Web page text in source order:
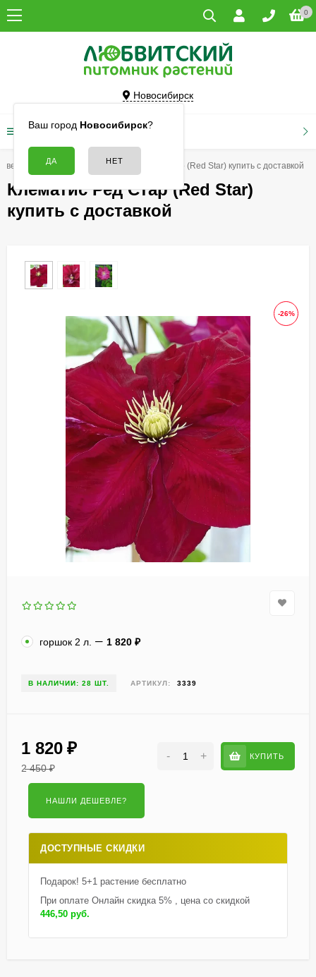
0
Новосибирск
Ваш город Новосибирск?
КАТАЛОГ ТОВАРОВ
Цветы Клематисы Клематис Ред Стар (Red Star) купить с доставкой
Клематис Ред Стар (Red Star)
купить с доставкой
-26%
горшок 2 л. 1 820 ₽
В НАЛИЧИИ: 28 ШТ. АРТИКУЛ: 3339
1 820 ₽
2 450 ₽
- + КУПИТЬ
ДОСТУПНЫЕ СКИДКИ
Подарок! 5+1 растение бесплатно
При оплате Онлайн скидка 5% , цена со скидкой
446,50 руб.